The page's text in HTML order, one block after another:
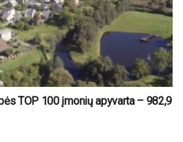
TOP 100 įmonių apyvarta – 982,9